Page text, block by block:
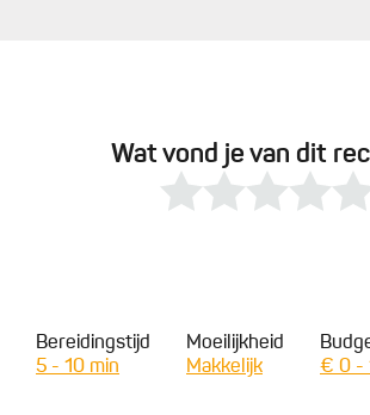
Wat vond je van dit
Bereidingstijd
5 - 10 min
Moeilijkheid
Makkelijk
€ 0 -